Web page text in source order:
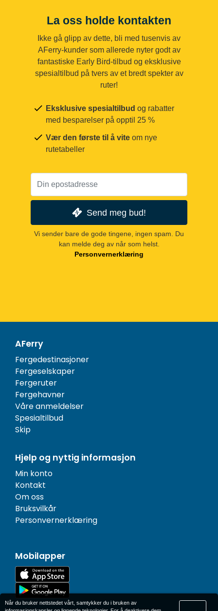
La oss holde kontakten
Ikke gå glipp av dette, bli med tusenvis av
AFerry-kunder som allerede nyter godt av
fantastiske Early Bird-tilbud og eksklusive
spesialtilbud på tvers av et bredt spekter av
ruter!
Eksklusive spesialtilbud og rabatter
med besparelser på opptil 25 %
Vær den første til å vite om nye
rutetabeller
Send meg bud!
Vi sender bare de gode tingene, ingen spam. Du
kan melde deg av når som helst.
Personvernerklæring
AFerry
Fergedestinasjoner
Fergeselskaper
Fergeruter
Fergehavner
Våre anmeldelser
Spesialtilbud
Skip
Hjelp og nyttig informasjon
Min konto
Kontakt
Om oss
Bruksvilkår
Personvernerklæring
Mobilapper
Når du bruker nettstedet vårt, samtykker du i bruken av